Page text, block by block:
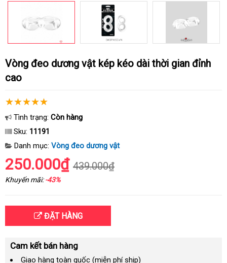
Vòng đeo dương vật kép kéo dài thời gian đỉnh
cao
Tình trạng: Còn hàng
Sku: 11191
Danh mục: Vòng đeo dương vật
250.000₫ 439.000₫
Khuyến mãi:-43%
ĐẶT HÀNG
Cam kết bán hàng
Giao hàng toàn quốc (miễn phí ship)